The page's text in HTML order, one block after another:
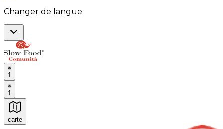
Changer de langue
1
1
carte